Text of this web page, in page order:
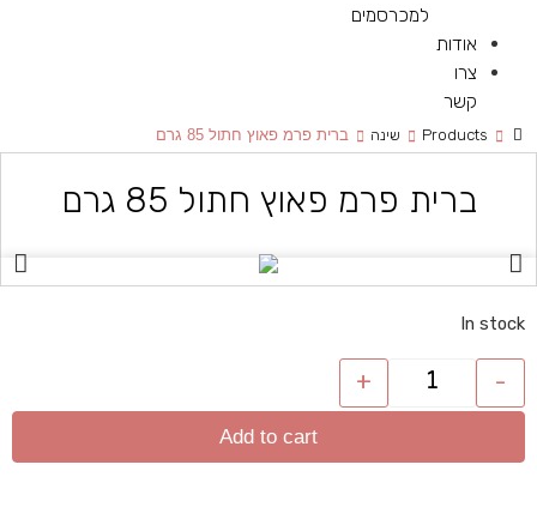
למכרסמים
אודות
צרו
קשר
Products שינה ברית פרמ פאוץ חתול 85 גרם
ברית פרמ פאוץ חתול 85 גרם
In stock
-
+
Add to cart